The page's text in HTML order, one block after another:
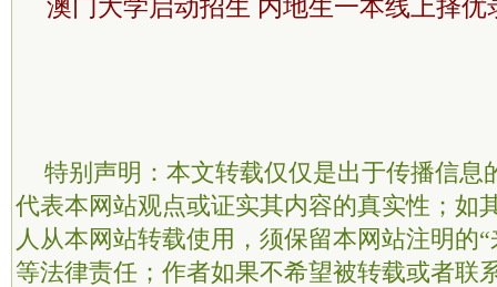
澳门大学启动招生 内地生一本线上择优
特别声明：本文转载仅仅是出于传播信息
代表本网站观点或证实其内容的真实性；如
人从本网站转载使用，须保留本网站注明的
等法律责任；作者如果不希望被转载或者联